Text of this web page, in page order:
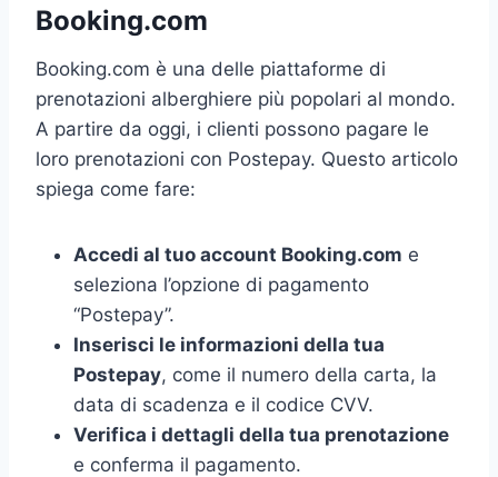
Booking.com
Booking.com è una delle piattaforme di
prenotazioni alberghiere più popolari al mondo.
A partire da oggi, i clienti possono pagare le
loro prenotazioni con Postepay. Questo articolo
spiega come fare:
Accedi al tuo account Booking.com e
seleziona l’opzione di pagamento
“Postepay”.
Inserisci le informazioni della tua
Postepay, come il numero della carta, la
data di scadenza e il codice CVV.
Verifica i dettagli della tua prenotazione
e conferma il pagamento.